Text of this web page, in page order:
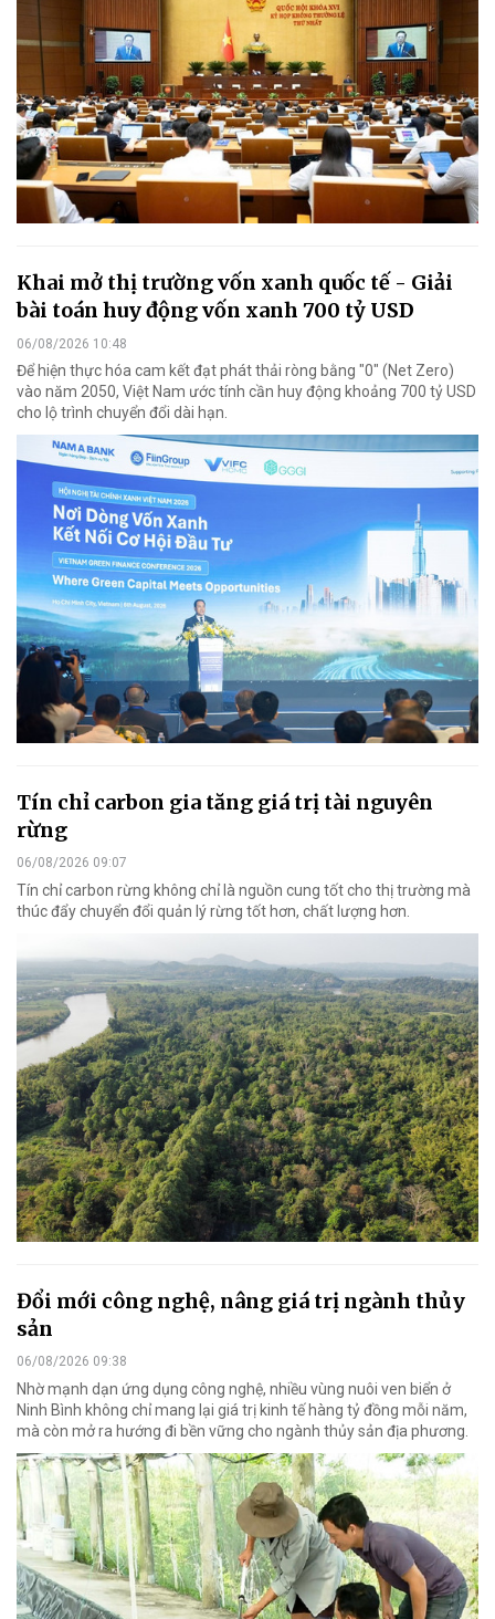
Khai mở thị trường vốn xanh quốc tế - Giải
bài toán huy động vốn xanh 700 tỷ USD
06/08/2026 10:48
Để hiện thực hóa cam kết đạt phát thải ròng bằng "0" (Net Zero)
vào năm 2050, Việt Nam ước tính cần huy động khoảng 700 tỷ USD
cho lộ trình chuyển đổi dài hạn.
Tín chỉ carbon gia tăng giá trị tài nguyên
rừng
06/08/2026 09:07
Tín chỉ carbon rừng không chỉ là nguồn cung tốt cho thị trường mà
thúc đẩy chuyển đổi quản lý rừng tốt hơn, chất lượng hơn.
Đổi mới công nghệ, nâng giá trị ngành thủy
sản
06/08/2026 09:38
Nhờ mạnh dạn ứng dụng công nghệ, nhiều vùng nuôi ven biển ở
Ninh Bình không chỉ mang lại giá trị kinh tế hàng tỷ đồng mỗi năm,
mà còn mở ra hướng đi bền vững cho ngành thủy sản địa phương.